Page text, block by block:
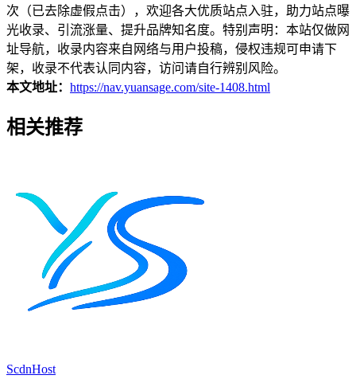
次（已去除虚假点击），欢迎各大优质站点入驻，助力站点曝
光收录、引流涨量、提升品牌知名度。特别声明：本站仅做网
址导航，收录内容来自网络与用户投稿，侵权违规可申请下
架，收录不代表认同内容，访问请自行辨别风险。
本文地址： https://nav.yuansage.com/site-1408.html
相关推荐
ScdnHost